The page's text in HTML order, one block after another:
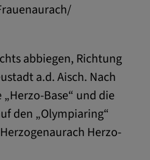
abbiegen, Richtung
a.d. Aisch. Nach
Base“ und die
den „Olympiaring“
Herzo-